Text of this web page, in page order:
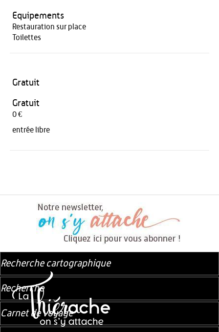
Equipements
Restauration sur place
Toilettes
Gratuit
Gratuit
0 €
entrée libre
Recherche cartographique
Recherche
Carnet de voyage